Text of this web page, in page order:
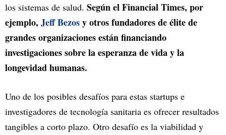
los sistemas de salud. Según el Financial Times, por
ejemplo, Jeff Bezosy otros fundadores de élite de
grandes organizaciones están financiando
investigaciones sobre la esperanza de vida y la
longevidad humanas.
Uno de los posibles desafíos para estas startups e
investigadores de tecnología sanitaria es ofrecer resultados
tangibles a corto plazo. Otro desafío es la viabilidad y